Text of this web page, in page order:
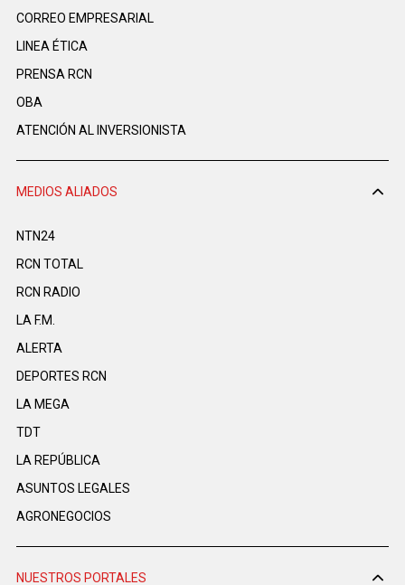
CORREO EMPRESARIAL
LINEA ÉTICA
PRENSA RCN
OBA
ATENCIÓN AL INVERSIONISTA
MEDIOS ALIADOS
NTN24
RCN TOTAL
RCN RADIO
LA F.M.
ALERTA
DEPORTES RCN
LA MEGA
TDT
LA REPÚBLICA
ASUNTOS LEGALES
AGRONEGOCIOS
NUESTROS PORTALES